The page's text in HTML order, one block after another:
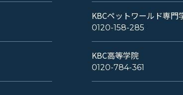
KBCペットワールド専門
0120-158-285
KBC高等学院
0120-784-361